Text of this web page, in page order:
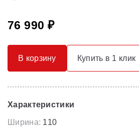
76 990 ₽
В корзину Купить в 1 клик
Характеристики
Ширина: 110